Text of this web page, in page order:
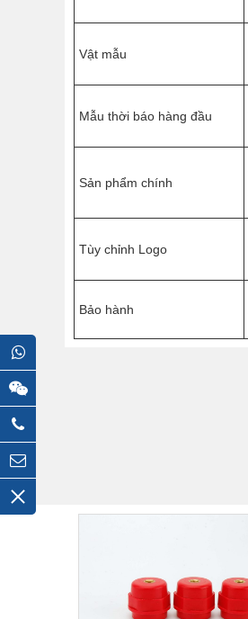
Vật mẫu
Mẫu thời báo hàng đầu
Sản phẩm chính
Tùy chỉnh Logo
Bảo hành